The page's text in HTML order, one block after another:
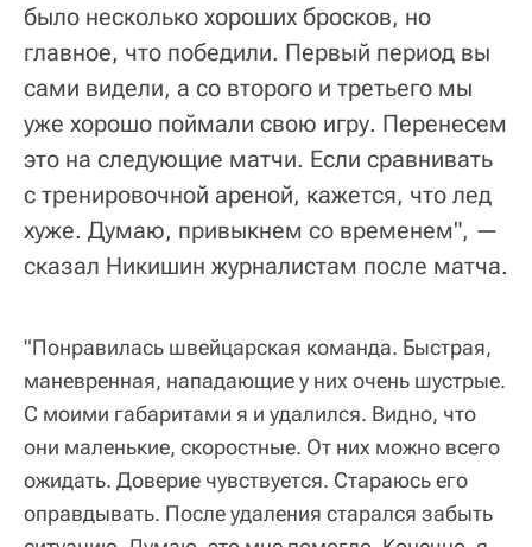
было несколько хороших бросков, но
главное, что победили. Первый период вы
сами видели, а со второго и третьего мы
уже хорошо поймали свою игру. Перенесем
это на следующие матчи. Если сравнивать
с тренировочной ареной, кажется, что лед
хуже. Думаю, привыкнем со временем", —
сказал Никишин журналистам после матча.
"Понравилась швейцарская команда. Быстрая,
маневренная, нападающие у них очень шустрые.
С моими габаритами я и удалился. Видно, что
они маленькие, скоростные. От них можно всего
ожидать. Доверие чувствуется. Стараюсь его
оправдывать. После удаления старался забыть